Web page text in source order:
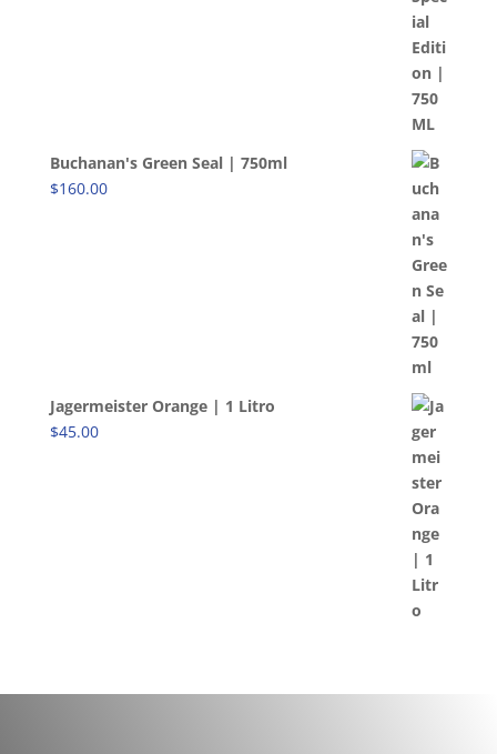
Buchanan's Green Seal | 750ml
$160.00
Jagermeister Orange | 1 Litro
$45.00